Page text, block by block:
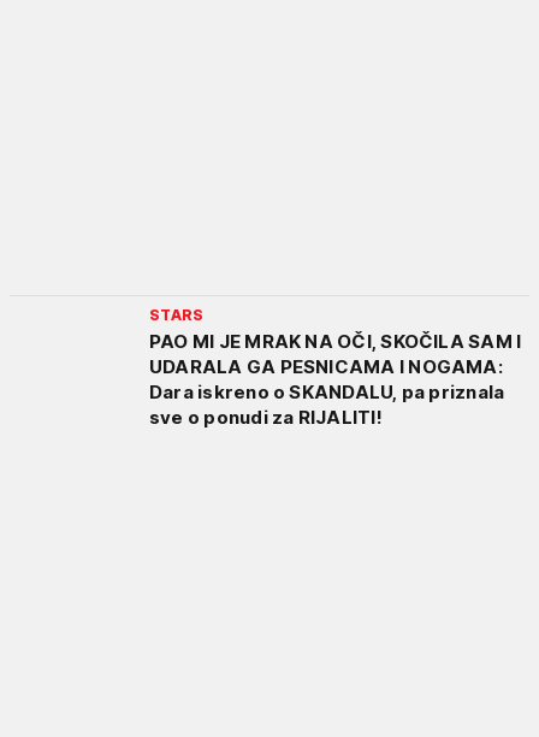
STARS
PAO MI JE MRAK NA OČI, SKOČILA SAM I
UDARALA GA PESNICAMA I NOGAMA:
Dara iskreno o SKANDALU, pa priznala
sve o ponudi za RIJALITI!